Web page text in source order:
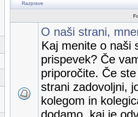
Razprave
O naši strani,
Kaj menite o naši
prispevek? Če
priporočite. Če
strani zadovoljni,
kolegom in
dodamo, kaj je